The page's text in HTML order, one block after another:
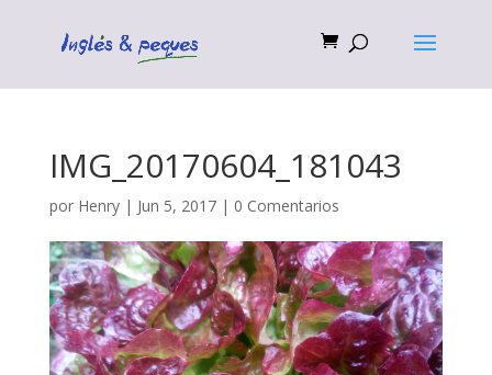
IMG_20170604_181043
por Henry| Jun 5, 2017| 0 Comentarios